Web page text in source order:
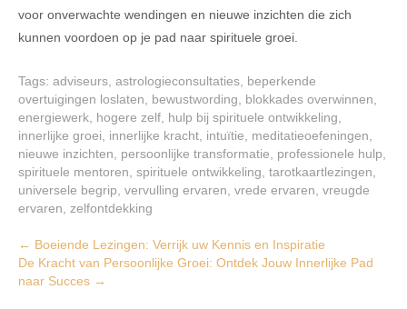
voor onverwachte wendingen en nieuwe inzichten die zich
kunnen voordoen op je pad naar spirituele groei.
Tags: adviseurs astrologieconsultaties beperkende
overtuigingen loslaten
bewustwording blokkades overwinnen
energiewerk hogere zelf hulp bij spirituele ontwikkeling
innerlijke groei
innerlijke kracht intuïtie meditatieoefeningen
nieuwe inzichten
persoonlijke transformatie professionele hulp
spirituele mentoren spirituele ontwikkeling tarotkaartlezingen
universele begrip vervulling ervaren vrede ervaren vreugde
ervaren
zelfontdekking
Post
navigation
← Boeiende Lezingen: Verrijk uw Kennis en Inspiratie
De Kracht van Persoonlijke Groei: Ontdek Jouw Innerlijke Pad
naar Succes →